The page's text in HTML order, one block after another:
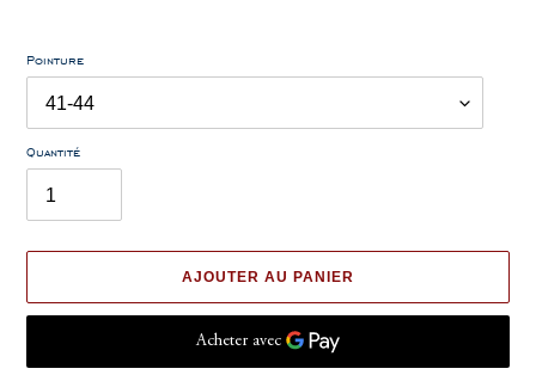
Pointure
Quantité
AJOUTER AU PANIER